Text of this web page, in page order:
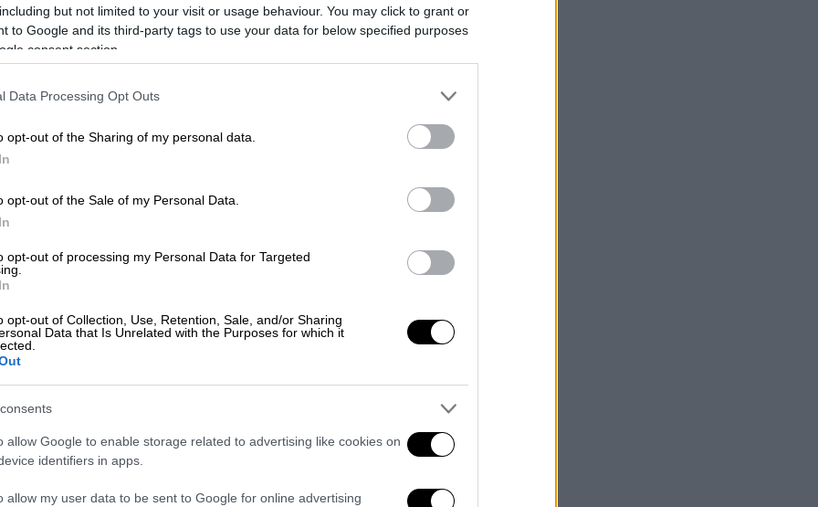
but not limited to your visit or usage behaviour. You may click to grant or
to Google and its third-party tags to use your data for below specified purposes
consent section.
Data Processing Opt Outs
opt-out of the Sharing of my personal data.
opt-out of the Sale of my Personal Data.
opt-out of processing my Personal Data for Targeted
opt-out of Collection, Use, Retention, Sale, and/or Sharing
Data that Is Unrelated with the Purposes for which it
allow Google to enable storage related to advertising like cookies on
identifiers in apps.
allow my user data to be sent to Google for online advertising
Ινστιτούτο στους 3,9βαθμούς
σε 35 λεπτά: Ισοπέδωσε το
των Καλών Λιμένων Ηρακλείου, ενώ το